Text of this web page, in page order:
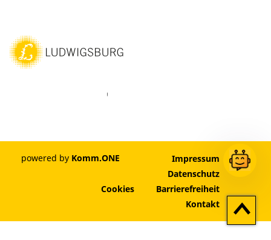
LinkedIn
powered by Komm.ONE
Impressum
Datenschutz
Cookies
Barrierefreiheit
Kontakt
Zum